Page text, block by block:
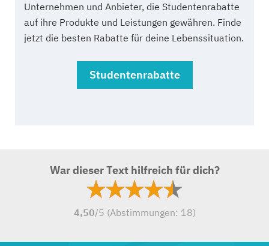
Unternehmen und Anbieter, die Studentenrabatte
auf ihre Produkte und Leistungen gewähren. Finde
jetzt die besten Rabatte für deine Lebenssituation.
Studentenrabatte
War dieser Text hilfreich für dich?
4,50/5 (Abstimmungen: 18)